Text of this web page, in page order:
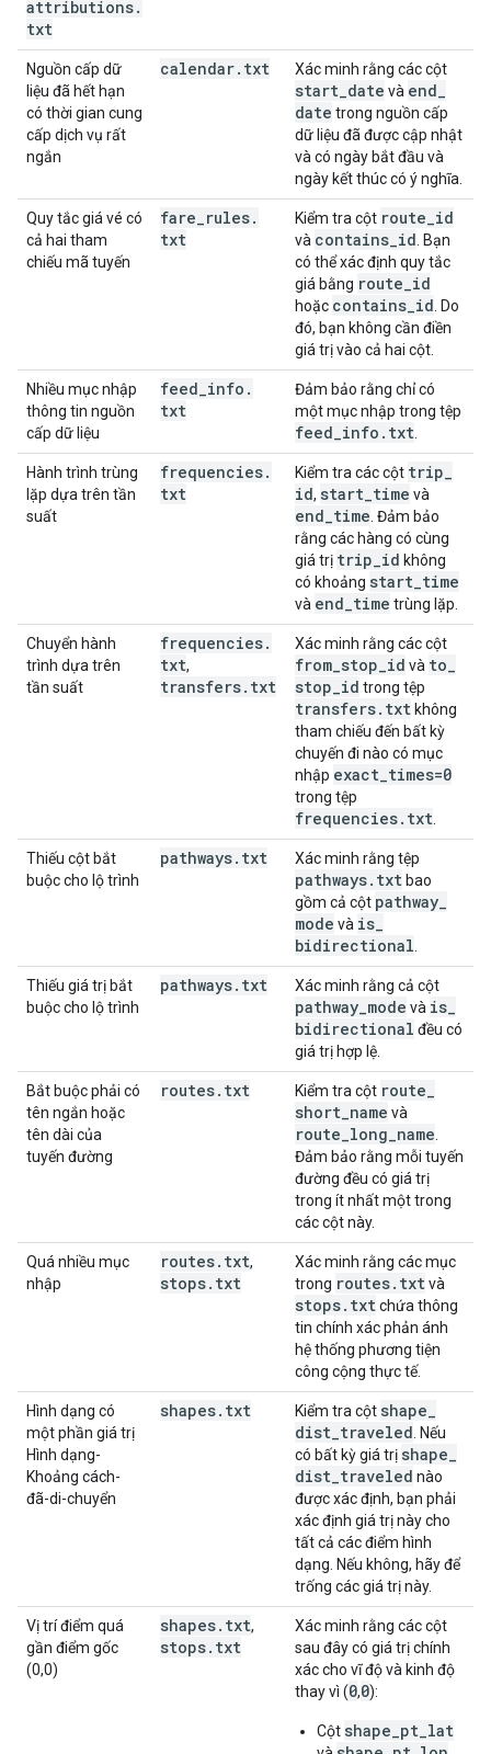
attributions.
txt
Nguồn cấp dữ
liệu đã hết hạn
có thời gian cung
cấp dịch vụ rất
ngắn
calendar. txt Xác minh rằng các cột
start date và end
date trong nguồn cấp
dữ liệu đã được cập nhật
và có ngày bắt đầu và
ngày kết thúc có ý nghĩa.
Quy tắc giá vé có
cả hai tham
chiếu mã tuyến
fare rules.
txt
Kiểm tra cột route id
và contains id . Bạn
có thể xác định quy tắc
giá bằng route id
hoặc contains id . Do
đó, bạn không cần điền
giá trị vào cả hai cột.
Nhiều mục nhập
thông tin nguồn
cấp dữ liệu
feed info .
txt
Đảm bảo rằng chỉ có
một mục nhập trong tệp
feed info . txt
Hành trình trùng
lặp dựa trên tần
suất
frequencies.
txt
Kiểm tra các cột trip
id, start time và
end time . Đảm bảo
rằng các hàng có cùng
giá trị trip id không
có khoảng start time
và end time trùng lặp.
Chuyển hành
trình dựa trên
tần suất
frequencies.
txt,
transfers. txt
Xác minh rằng các cột
from stop id và to
stop id trong tệp
transfers. txt không
tham chiếu đến bất kỳ
chuyến đi nào có mục
nhập exact times=0
trong tệp
frequencies. txt
Thiếu cột bắt
buộc cho lộ trình
pathways. txt Xác minh rằng tệp
pathways. txt bao
gồm cả cột pathway
mode và is
bidirectional
Thiếu giá trị bắt
buộc cho lộ trình
pathways. txt Xác minh rằng cả cột
pathway mode và is
bidirectional đều có
giá trị hợp lệ.
Bắt buộc phải có
tên ngắn hoặc
tên dài của
tuyến đường
routes. txt Kiểm tra cột route
short name và
route long name
Đảm bảo rằng mỗi tuyến
đường đều có giá trị
trong ít nhất một trong
các cột này.
Quá nhiều mục
nhập
routes. txt,
stops. txt
Xác minh rằng các mục
trong routes. txtvà
stops. txtchứa thông
tin chính xác phản ánh
hệ thống phương tiện
công cộng thực tế.
Hình dạng có
một phần giá trị
Hình dạng-
Khoảng cách-
đã-di-chuyển
shapes. txt Kiểm tra cột shape
dist traveled . Nếu
có bất kỳ giá trị shape
dist traveled nào
được xác định, bạn phải
xác định giá trị này cho
tất cả các điểm hình
dạng. Nếu không, hãy để
trống các giá trị này.
Vị trí điểm quá
gần điểm gốc
(0,0)
shapes. txt,
stops. txt
Xác minh rằng các cột
sau đây có giá trị chính
xác cho vĩ độ và kinh độ
thay vì (0,0):
Cột shape_pt_lat